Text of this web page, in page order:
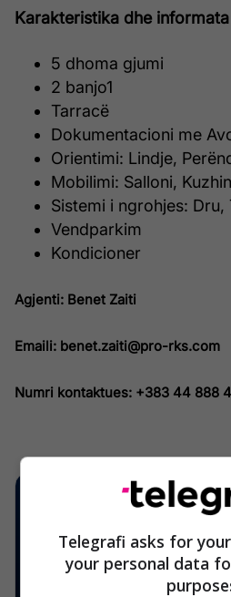
Karakteristika dhe
5 dhoma gjumi
2 banjo1
Tarracë
Dokumentacioni me
Orientimi: Lindje,
Mobilimi: Salloni,
Sistemi i ngrohjes: Dru,
Vendparkim
Kondicioner
Agjenti: Benet Zaiti
Emaili: benet.zaiti@pro-rks.com
Numri kontaktues: +383 44 888
Telegrafi asks for
your personal data